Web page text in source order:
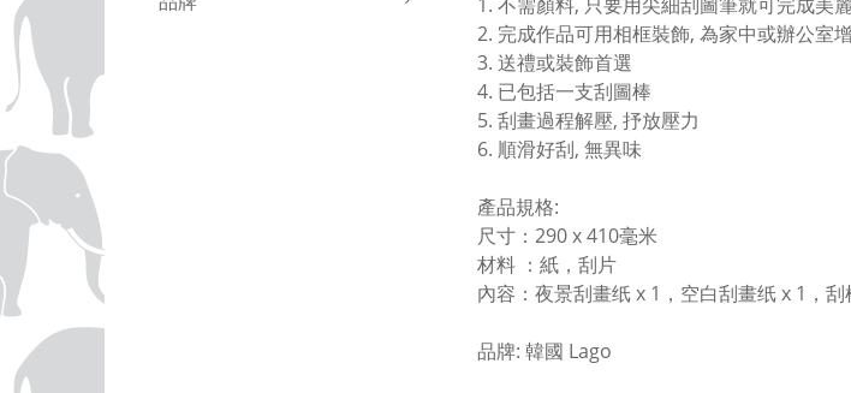
2. 完成作品可用相框裝飾, 為家中或辦公室
3. 送禮或裝飾首選
4. 已包括一支刮圖棒
5. 刮畫過程解壓, 抒放壓力
6. 順滑好刮, 無異味
產品規格:
尺寸：290 x 410毫米
材料 ：紙，刮片
內容：夜景刮畫纸 x 1，空白刮畫纸 x 1，刮
品牌: 韓國 Lago